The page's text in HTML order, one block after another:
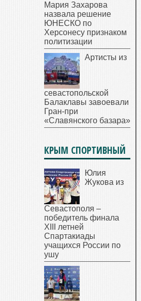
Мария Захарова
назвала решение
ЮНЕСКО по
Херсонесу признаком
политизации
Артисты из
севастопольской
Балаклавы завоевали
Гран-при
«Славянского базара»
КРЫМ СПОРТИВНЫЙ
Юлия
Жукова из
Севастополя –
победитель финала
XIII летней
Спартакиады
учащихся России по
ушу